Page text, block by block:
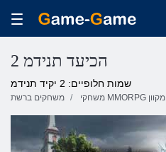
2 הכיעד תנידמ
שמות חלופיים: 2 יקיד תנידמ
משחקים ברשת משחקי MMORPG מקוון